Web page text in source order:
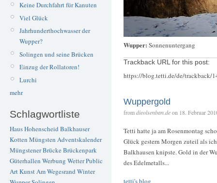
Keine Durchfahrt für Kanuten
Viel Glück
Jahrhunderthochwasser der
Wupper?
Solingen und seine Brücken
Einzug der Rollatoren!
Lurchi
mehr
Schlagwortliste
Haus Hohenscheid Balkhauser
Kotten Müngsten Adventskalender
Müngstener BrückeBrückenpark
Güterhallen Werbung WetterPublic
ArtKunstAm Wegesrand Winter
Wupper: Sonnenuntergang
Trackback URL for this post:
https://blog.tetti.de/de/trackback/
Wuppergold
fromdieolsenban.deon 18. Februar
Tetti hatte ja am Rosenmontag
Glück gestern Morgen zuteil als
Balkhausen knipste. Gold in der
des Edelmetalls...
tetti's blog